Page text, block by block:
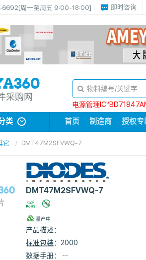
6692[周一至周五 9:00-18:00] 即时咨询
采购网
电源管理
类 首页 制造商 授权专
它 DMT47M2SFVWQ-7
DMT47M2SFVWQ-7
量产中
产品描述：
标准包装：2000
数据手册： --